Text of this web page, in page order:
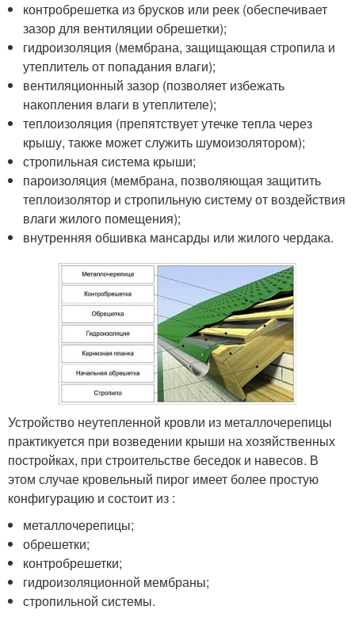
контробрешетка из брусков или реек (обеспечивает
зазор для вентиляции обрешетки);
гидроизоляция (мембрана, защищающая стропила и
утеплитель от попадания влаги);
вентиляционный зазор (позволяет избежать
накопления влаги в утеплителе);
теплоизоляция (препятствует утечке тепла через
крышу, также может служить шумоизолятором);
стропильная система крыши;
пароизоляция (мембрана, позволяющая защитить
теплоизолятор и стропильную систему от воздействия
влаги жилого помещения);
внутренняя обшивка мансарды или жилого чердака.
Устройство неутепленной кровли из металлочерепицы
практикуется при возведении крыши на хозяйственных
постройках, при строительстве беседок и навесов. В
этом случае кровельный пирог имеет более простую
конфигурацию и состоит из :
металлочерепицы;
обрешетки;
контробрешетки;
гидроизоляционной мембраны;
стропильной системы.